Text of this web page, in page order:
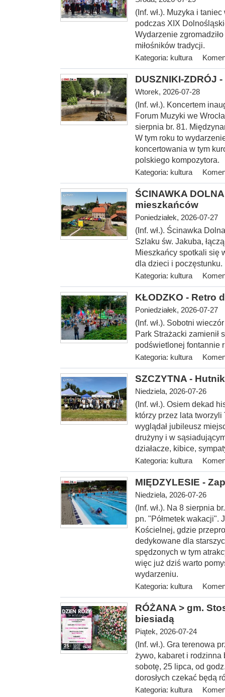
(Inf. wł.). Muzyka i
podczas XIX
Wydarzenie
miłośników tradycji.
Kategoria: kultura
DUSZNIKI-ZDRÓJ
Wtorek, 2026-07-28
(Inf. wł.). Koncertem
Forum Muzyki we
sierpnia br. 81.
W tym roku to
koncertowania w tym
polskiego kompozytora.
Kategoria: kultura
ŚCINAWKA
mieszkańców
Poniedziałek, 2026-07-27
(Inf. wł.). Ścinawka
Szlaku św. Jakuba,
Mieszkańcy spotkali się
dla dzieci i poczęstunku.
Kategoria: kultura
KŁODZKO - Retro
Poniedziałek, 2026-07-27
(Inf. wł.). Sobotni
Park Strażacki zamienił
podświetlonej fontannie
Kategoria: kultura
SZCZYTNA -
Niedziela, 2026-07-26
(Inf. wł.). Osiem dekad
którzy przez lata
wyglądał jubileusz
drużyny i w
działacze, kibice,
Kategoria: kultura
MIĘDZYLESIE -
Niedziela, 2026-07-26
(Inf. wł.). Na 8 sierpnia
pn. "Półmetek wakacji".
Kościelnej, gdzie
dedykowane dla
spędzonych w tym
więc już dziś warto
wydarzeniu.
Kategoria: kultura
RÓŻANA > gm.
biesiadą
Piątek, 2026-07-24
(Inf. wł.). Gra terenowa
żywo, kabaret i
sobotę, 25 lipca, od
dorosłych czekać będą
Kategoria: kultura